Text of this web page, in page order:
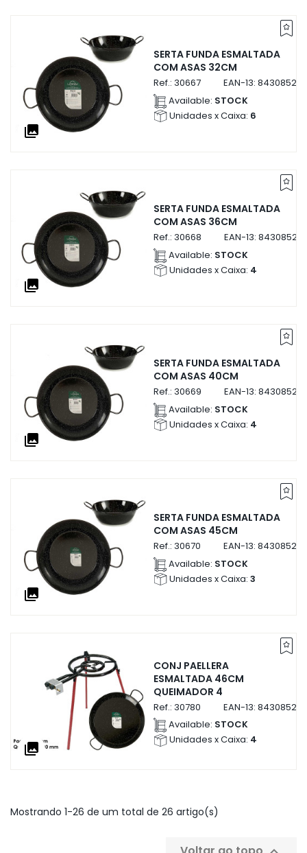
collections
SERTA FUNDA ESMALTADA
COM ASAS 32CM
Ref.: 30667 EAN-13:
Available: STOCK
Unidades x Caixa: 6
collections
SERTA FUNDA ESMALTADA
COM ASAS 36CM
Ref.: 30668 EAN-13:
Available: STOCK
Unidades x Caixa: 4
collections
SERTA FUNDA ESMALTADA
COM ASAS 40CM
Ref.: 30669 EAN-13:
Available: STOCK
Unidades x Caixa: 4
collections
SERTA FUNDA ESMALTADA
COM ASAS 45CM
Ref.: 30670 EAN-13:
Available: STOCK
Unidades x Caixa: 3
collections
CONJ PAELLERA
ESMALTADA 46CM
QUEIMADOR 4
Ref.: 30780 EAN-13:
Available: STOCK
Unidades x Caixa: 4
Mostrando 1-26 de um total de 26 artigo(s)